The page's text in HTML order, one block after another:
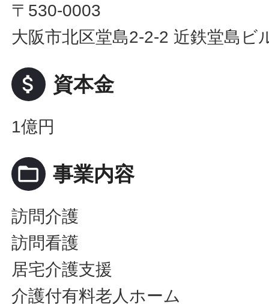
〒530-0003
大阪市北区堂島2-2-2 近鉄堂島ビ
attach_money 資本金
1億円
folder_open 事業内容
訪問介護
訪問看護
居宅介護支援
介護付有料老人ホーム